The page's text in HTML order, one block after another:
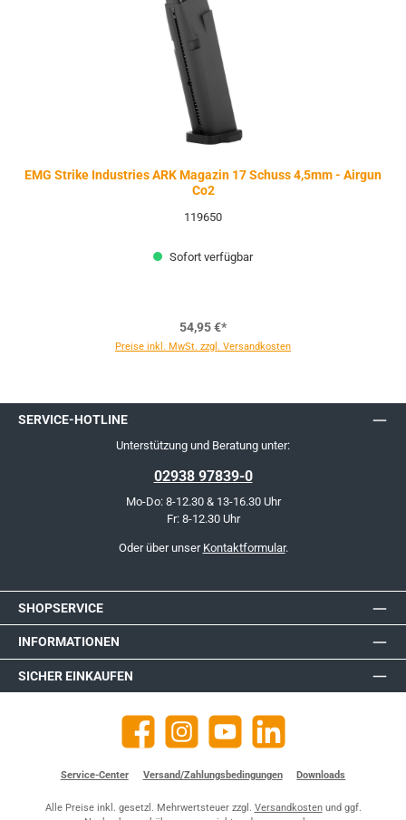
EMG Strike Industries ARK Magazin 17 Schuss 4,5mm - Airgun
Co2
119650
Sofort verfügbar
54,95 €*
Preise inkl. MwSt. zzgl. Versandkosten
SERVICE-HOTLINE
Unterstützung und Beratung unter:
02938 97839-0
Mo-Do: 8-12.30 & 13-16.30 Uhr
Fr: 8-12.30 Uhr
Oder über unser Kontaktformular.
SHOPSERVICE
INFORMATIONEN
SICHER EINKAUFEN
Facebook Instagram YouTube https://de.linkedin.com/company/
Service-Center Versand/Zahlungsbedingungen Downloads
Alle Preise inkl. gesetzl. Mehrwertsteuer zzgl. Versandkostenund ggf.